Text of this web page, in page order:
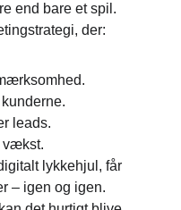
end bare et spil.
der:
leads.
vækst.
lykkehjul, får
– igen og igen.